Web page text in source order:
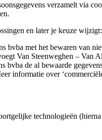
verzamelt via
en later je keuze wijzigt:
bvba met het bewaren van
Van Steenweghen – Van
bvba de al bewaarde
informatie over
technologieën